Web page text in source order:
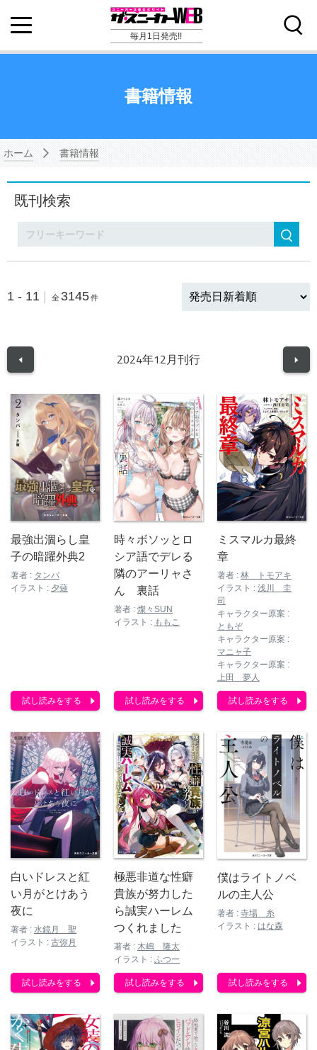
毎月1日発売!!
書籍情報
ホーム 書籍情報
既刊検索
1 - 11 全 3145件
2024年12 月刊行
最強出涸らし皇
子の暗躍外典2
著者 : タンバ
イラスト : 夕薙
試し読みをする
時々ボソッとロ
シア語でデレる
隣のアーリャさ
ん 裏話
著者 : 燦々SUN
イラスト : ももこ
試し読みをする
ミスマルカ最終
章
著者 : 林 トモアキ
イラスト : 浅川 圭
司
キャラクター原案 :
ともぞ
キャラクター原案 :
マニャ子
キャラクター原案 :
上田 夢人
試し読みをする
白いドレスと紅
い月がとけあう
夜に
著者 : 水鏡月 聖
イラスト : 古弥月
試し読みをする
極悪非道な性癖
貴族が努力した
ら誠実ハーレム
つくれました
著者 : 木嶋 隆太
イラスト : ふつー
試し読みをする
僕はライトノベ
ルの主人公
著者 : 寺場 糸
イラスト : はな森
試し読みをする